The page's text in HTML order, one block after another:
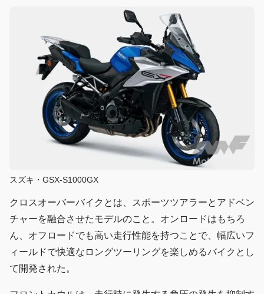
スズキ・GSX-S1000GX
クロスオーバーバイクとは、スポーツツアラーとアドベン
チャーを融合させたモデルのこと。オンロードはもちろ
ん、オフロードでも高い走行性能を持つことで、幅広いフ
ィールドで快適なロングツーリングを楽しめるバイクとし
て開発された。